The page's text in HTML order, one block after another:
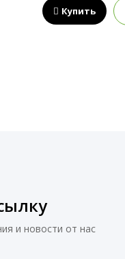
Купить
и новости от нас